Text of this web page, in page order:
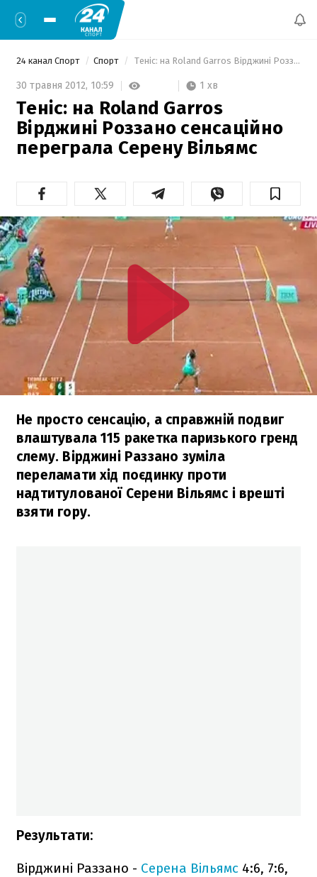
24 канал Спорт Спорт Теніс: на Roland Garros Вірджині Роззано сенсаційно переграла Серену Вільямс
30 травня 2012, 10:59 1 хв
Теніс: на Roland Garros
Вірджині Роззано сенсаційно
переграла Серену Вільямс
Не просто сенсацію, а справжній подвиг
влаштувала 115 ракетка паризького гренд
слему. Вірджині Раззано зуміла
переламати хід поєдинку проти
надтитулованої Серени Вільямс і врешті
взяти гору.
Результати:
Вірджині Раззано - Серена Вільямс 4:6, 7:6,